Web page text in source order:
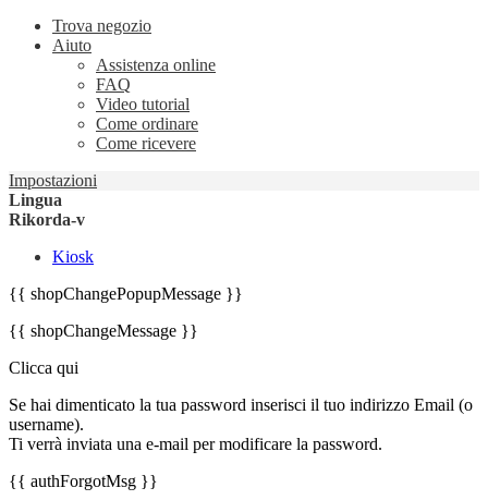
Trova negozio
Aiuto
Assistenza online
FAQ
Video tutorial
Come ordinare
Come ricevere
Impostazioni
Lingua
Rikorda-v
Kiosk
{{ shopChangePopupMessage }}
{{ shopChangeMessage }}
Clicca qui
Se hai dimenticato la tua password inserisci il tuo indirizzo Email (o
username).
Ti verrà inviata una e-mail per modificare la password.
{{ authForgotMsg }}